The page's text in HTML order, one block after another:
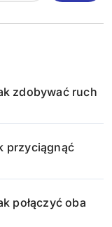
zdobywać ruch
przyciągnąć
połączyć oba